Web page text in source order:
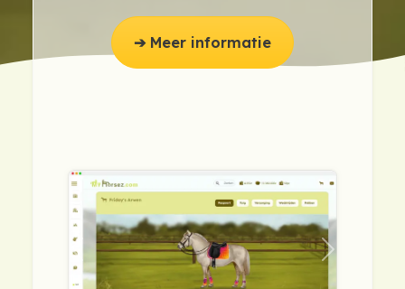
➔ Meer informatie
previous next